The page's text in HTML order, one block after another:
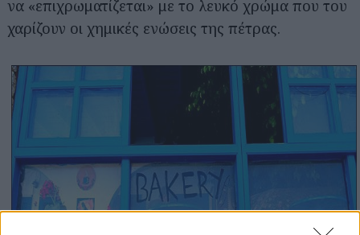
να «επιχρωματίζεται» με το λευκό χρώμα που του
χαρίζουν οι χημικές ενώσεις της πέτρας.